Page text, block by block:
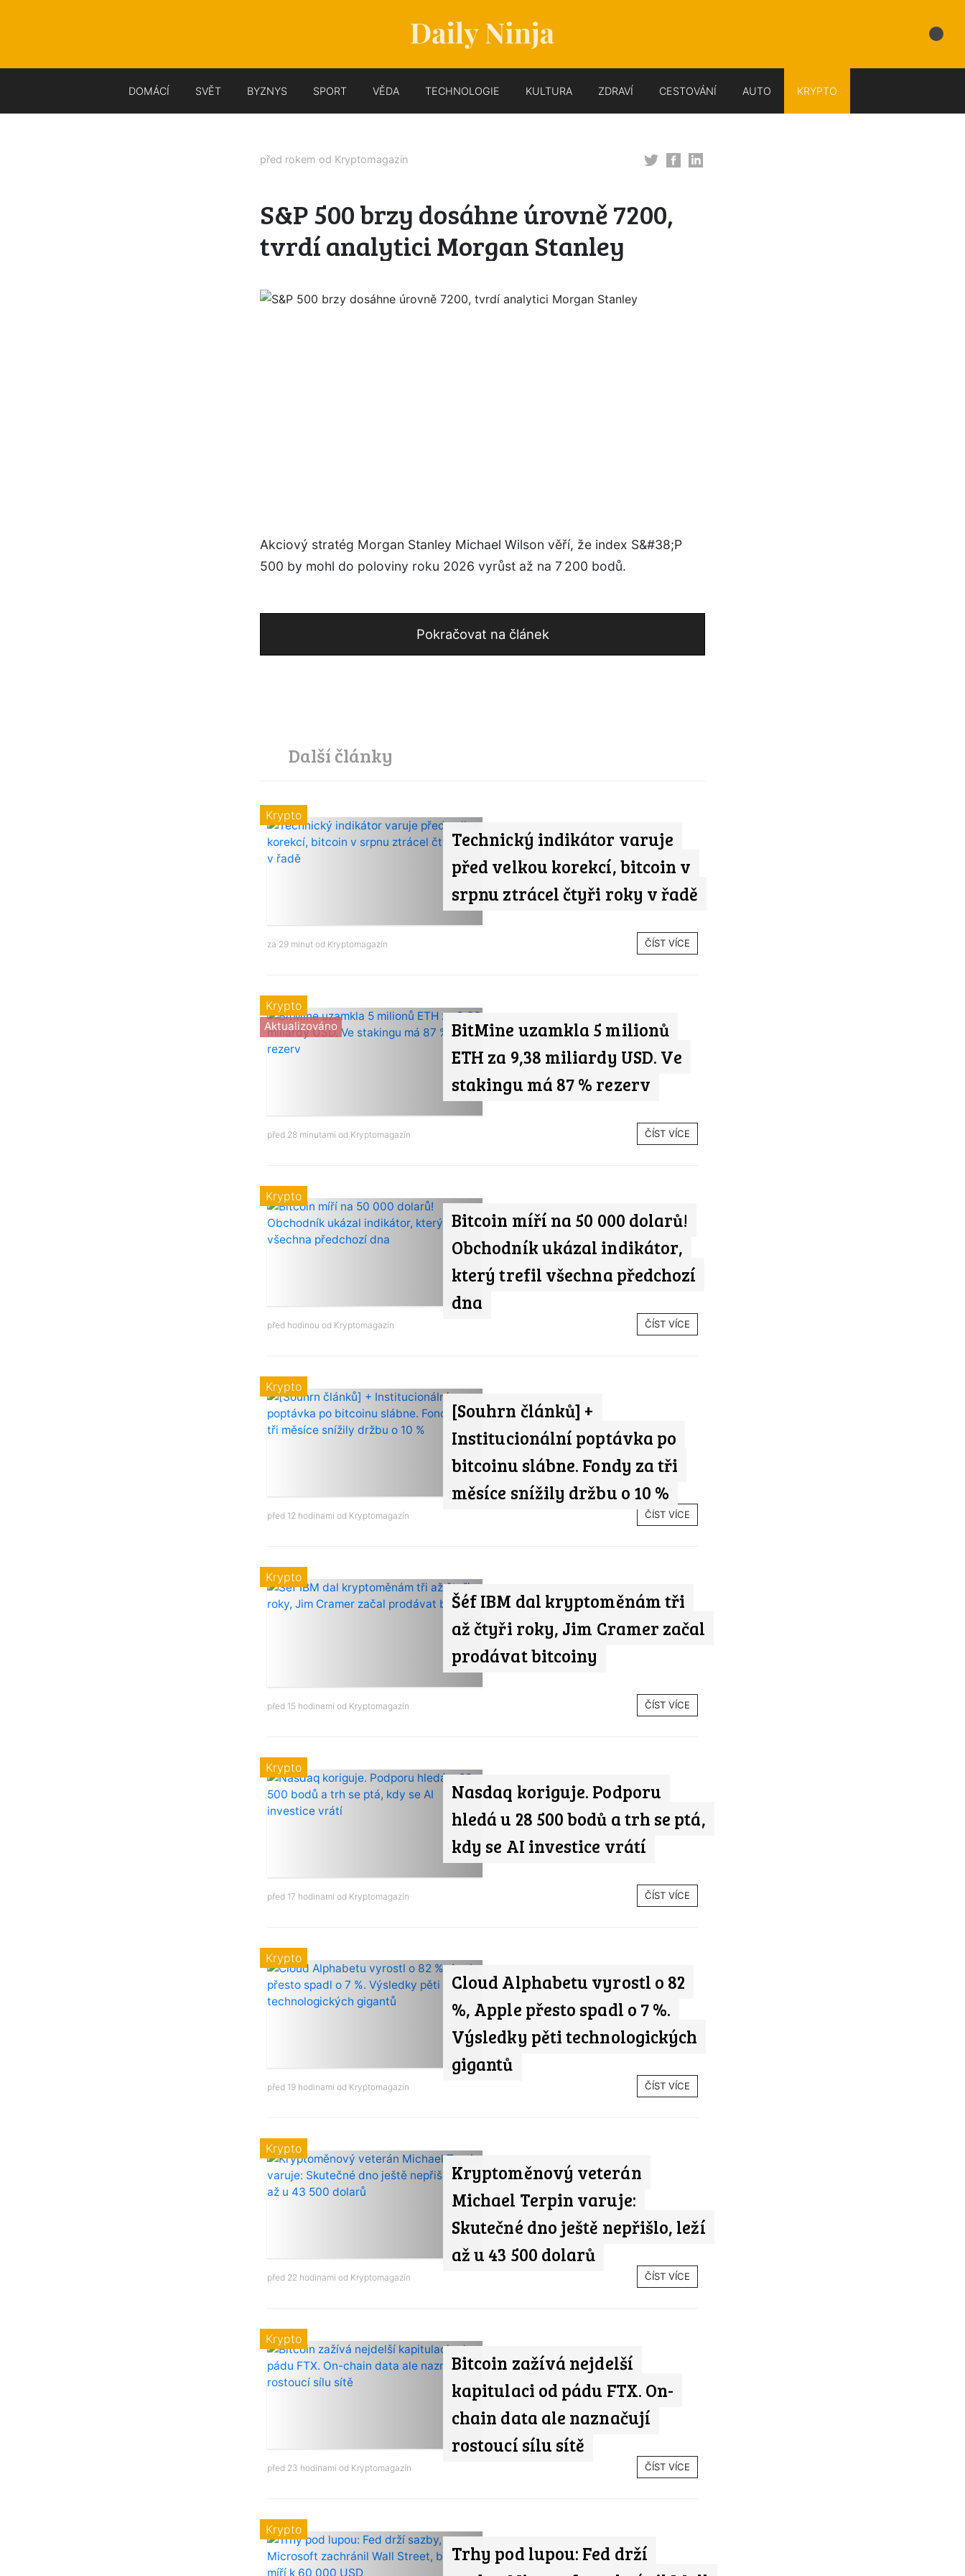
DOMÁCÍ SVĚT BYZNYS SPORT VĚDA TECHNOLOGIE KULTURA ZDRAVÍ CESTOVÁNÍ AUTO KRYPTO
před rokem od Kryptomagazín
S&P 500 brzy dosáhne úrovně 7200,
tvrdí analytici Morgan Stanley
Akciový stratég Morgan Stanley Michael Wilson věří, že index S&#38;P
500 by mohl do poloviny roku 2026 vyrůst až na 7 200 bodů.
Pokračovat na článek
Další články
Technický indikátor varuje
před velkou korekcí, bitcoin v
srpnu ztrácel čtyři roky v řadě
Krypto
za 29 minut od Kryptomagazín ČÍST VÍCE
BitMine uzamkla 5 milionů
ETH za 9,38 miliardy USD. Ve
stakingu má 87 % rezerv
Aktualizováno
Krypto
před 28 minutami od Kryptomagazín ČÍST VÍCE
Bitcoin míří na 50 000 dolarů!
Obchodník ukázal indikátor,
který trefil všechna předchozí
dna
Krypto
před hodinou od Kryptomagazín ČÍST VÍCE
[Souhrn článků] +
Institucionální poptávka po
bitcoinu slábne. Fondy za tři
měsíce snížily držbu o 10 %
Krypto
před 12 hodinami od Kryptomagazín ČÍST VÍCE
Šéf IBM dal kryptoměnám tři
až čtyři roky, Jim Cramer začal
prodávat bitcoiny
Krypto
před 15 hodinami od Kryptomagazín ČÍST VÍCE
Nasdaq koriguje. Podporu
hledá u 28 500 bodů a trh se ptá,
kdy se AI investice vrátí
Krypto
před 17 hodinami od Kryptomagazín ČÍST VÍCE
Cloud Alphabetu vyrostl o 82
%, Apple přesto spadl o 7 %.
Výsledky pěti technologických
gigantů
Krypto
před 19 hodinami od Kryptomagazín ČÍST VÍCE
Kryptoměnový veterán
Michael Terpin varuje:
Skutečné dno ještě nepřišlo, leží
až u 43 500 dolarů
Krypto
před 22 hodinami od Kryptomagazín ČÍST VÍCE
Bitcoin zažívá nejdelší
kapitulaci od pádu FTX. On-
chain data ale naznačují
rostoucí sílu sítě
Krypto
před 23 hodinami od Kryptomagazín ČÍST VÍCE
Trhy pod lupou: Fed drží
Krypto